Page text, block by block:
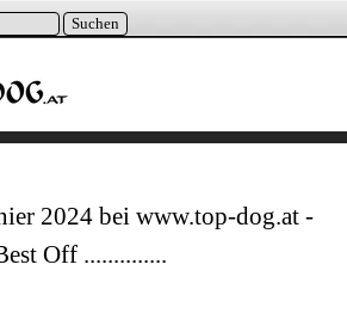
Suchen
2024 bei www.top-dog.at -
Off ..............